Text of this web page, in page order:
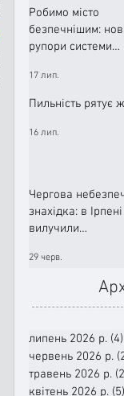
Робимо місто
безпечнішим:
рупори системи
працюють!
17 лип.
Пильність рятує
16 лип.
Чергова
знахідка: в Ірпені
вилучили
29 черв.
липень 2026 р. (4)
червень 2026 р.
травень 2026 р.
квітень 2026 р. (5)